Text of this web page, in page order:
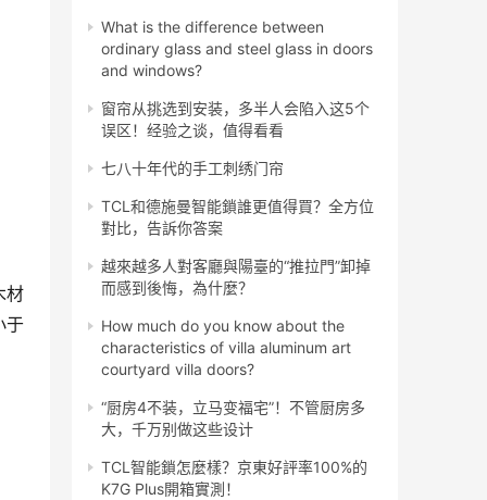
材
于
What is the difference between
ordinary glass and steel glass in doors
and windows?
窗帘从挑选到安装，多半人会陷入这5个
误区！经验之谈，值得看看
七八十年代的手工刺绣门帘
TCL和德施曼智能鎖誰更值得買？全方位
對比，告訴你答案
越來越多人對客廳與陽臺的“推拉門”卸掉
而感到後悔，為什麼？
How much do you know about the
characteristics of villa aluminum art
courtyard villa doors?
“厨房4不装，立马变福宅”！不管厨房多
大，千万别做这些设计
TCL智能鎖怎麼樣？京東好評率100%的
K7G Plus開箱實測！